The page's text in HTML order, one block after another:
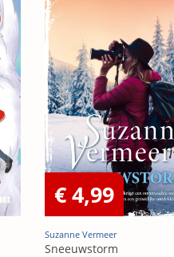
€ 4,99
Suzanne Vermeer
Sneeuwstorm